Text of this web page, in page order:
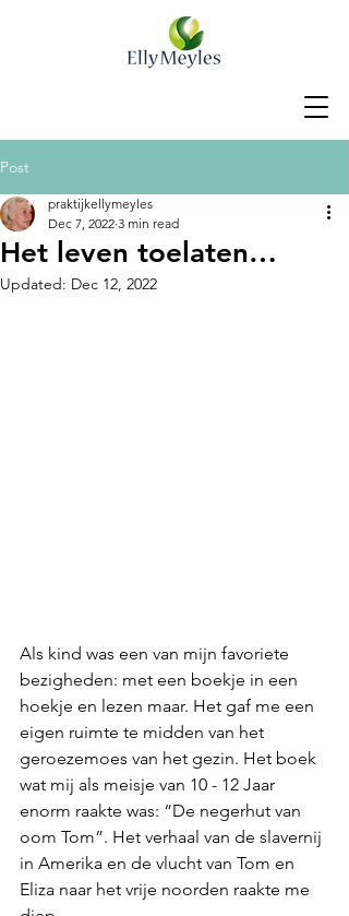
Post
Het leven toelaten…
praktijkellymeyles
Dec 7, 2022 3 min read
Updated: Dec 12, 2022
Als kind was een van mijn favoriete
bezigheden: met een boekje in een
hoekje en lezen maar. Het gaf me een
eigen ruimte te midden van het
geroezemoes van het gezin. Het boek
wat mij als meisje van 10 - 12 Jaar
enorm raakte was: “De negerhut van
oom Tom”. Het verhaal van de slavernij
in Amerika en de vlucht van Tom en
Eliza naar het vrije noorden raakte me